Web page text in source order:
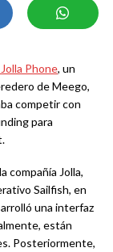
Phone, un
de Meego,
competir con
para
compañía Jolla,
Sailfish, en
una interfaz
están
Posteriormente,